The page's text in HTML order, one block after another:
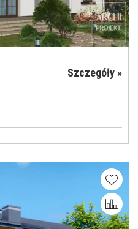
Szczegóły »